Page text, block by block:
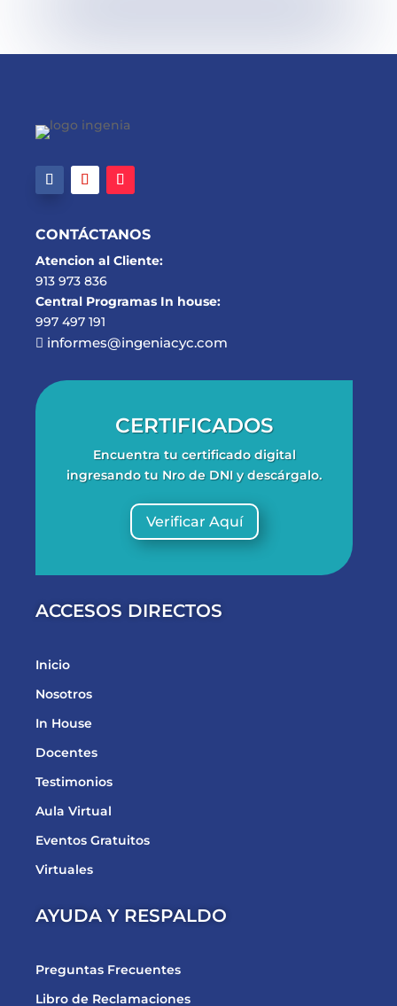
CONTÁCTANOS
Atencion al Cliente:
913 973 836
Central Programas In house:
997 497 191
 informes@ingeniacyc.com
CERTIFICADOS
Encuentra tu certificado digital
ingresando tu Nro de DNI y descárgalo.
Verificar Aquí
ACCESOS DIRECTOS
Inicio
Nosotros
In House
Docentes
Testimonios
Aula Virtual
Eventos Gratuitos
Virtuales
AYUDA Y RESPALDO
Preguntas Frecuentes
Libro de Reclamaciones